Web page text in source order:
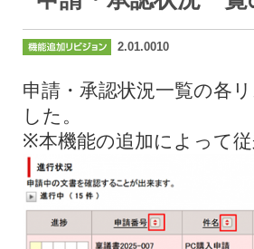
2.01.0010
申請・承認状況一覧の各
した。
※本機能の追加によって